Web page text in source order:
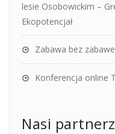
lesie Osobowickim –
Ekopotencjał
Zabawa bez
Konferencja online
Nasi